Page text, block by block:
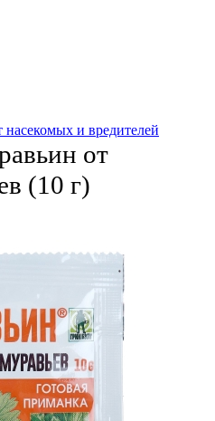
и вредителей
от
(10 г)